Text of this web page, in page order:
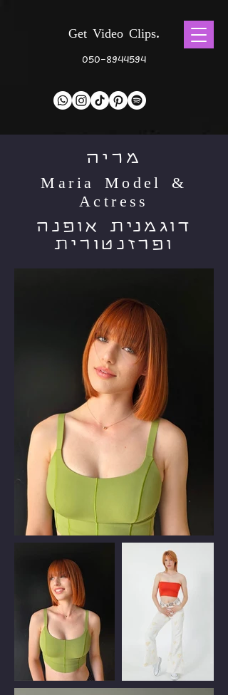
Get Video Clips.
050-8944594
מריה
Maria Model &
Actress
דוגמנית אופנה
ופרזנטורית